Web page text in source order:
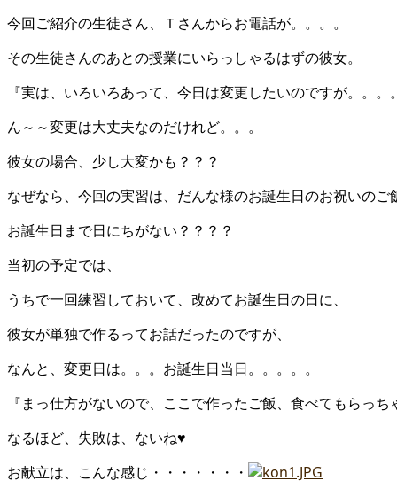
今回ご紹介の生徒さん、Ｔさんからお電話が。。。。
その生徒さんのあとの授業にいらっしゃるはずの彼女。
『実は、いろいろあって、今日は変更したいのですが。。。
ん～～変更は大丈夫なのだけれど。。。
彼女の場合、少し大変かも？？？
なぜなら、今回の実習は、だんな様のお誕生日のお祝いのご
お誕生日まで日にちがない？？？？
当初の予定では、
うちで一回練習しておいて、改めてお誕生日の日に、
彼女が単独で作るってお話だったのですが、
なんと、変更日は。。。お誕生日当日。。。。。
『まっ仕方がないので、ここで作ったご飯、食べてもらっち
なるほど、失敗は、ないね♥
お献立は、こんな感じ・・・・・・・